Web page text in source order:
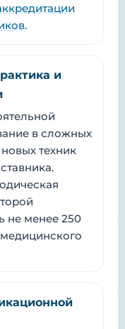
.
и
в сложных
техник
не менее 250